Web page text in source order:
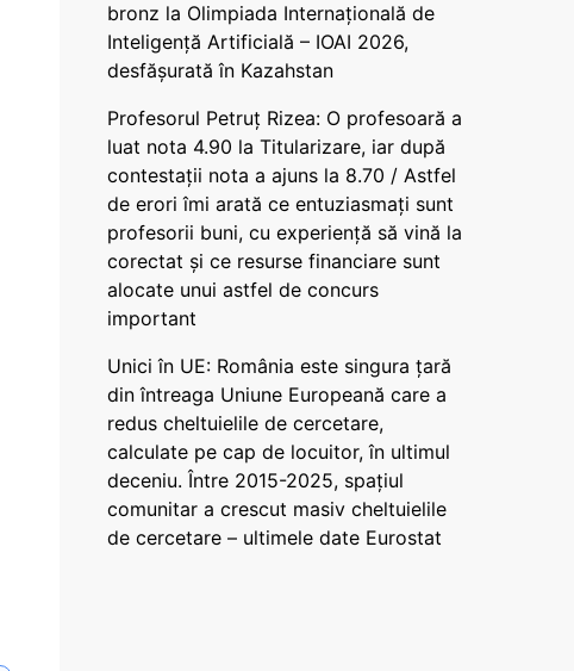
bronz la Olimpiada Internațională de
Inteligență Artificială – IOAI 2026,
desfășurată în Kazahstan
Profesorul Petruț Rizea: O profesoară a
luat nota 4.90 la Titularizare, iar după
contestații nota a ajuns la 8.70 / Astfel
de erori îmi arată ce entuziasmați sunt
profesorii buni, cu experiență să vină la
corectat și ce resurse financiare sunt
alocate unui astfel de concurs
important
Unici în UE: România este singura țară
din întreaga Uniune Europeană care a
redus cheltuielile de cercetare,
calculate pe cap de locuitor, în ultimul
deceniu. Între 2015-2025, spațiul
comunitar a crescut masiv cheltuielile
de cercetare – ultimele date Eurostat